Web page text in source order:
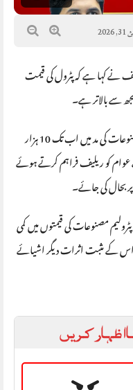
نے کہا ہے کہ پٹرول کی قیمت
انہوں نے مؤقف اختیار کیا کہ حکومت پٹرولیم مصنوعات کی مد میں اب تک 10 ہزار
کو ریلیف فراہم کرتے ہوئے
مصنوعات کی قیمتوں میں کمی
کے مثبت اثرات دیگر اشیائے
اظہار کریں